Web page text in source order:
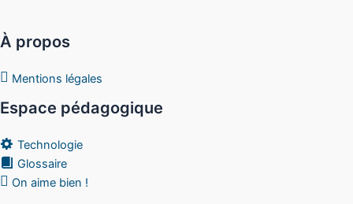
À propos
Mentions légales
Espace pédagogique
Technologie
Glossaire
On aime bien !